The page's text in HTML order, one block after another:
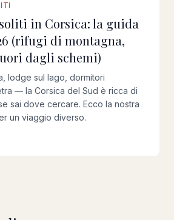
in Corsica: la guida
(rifugi di montagna,
dagli schemi)
lodge sul lago, dormitori
— la Corsica del Sud è ricca di
sai dove cercare. Ecco la nostra
un viaggio diverso.